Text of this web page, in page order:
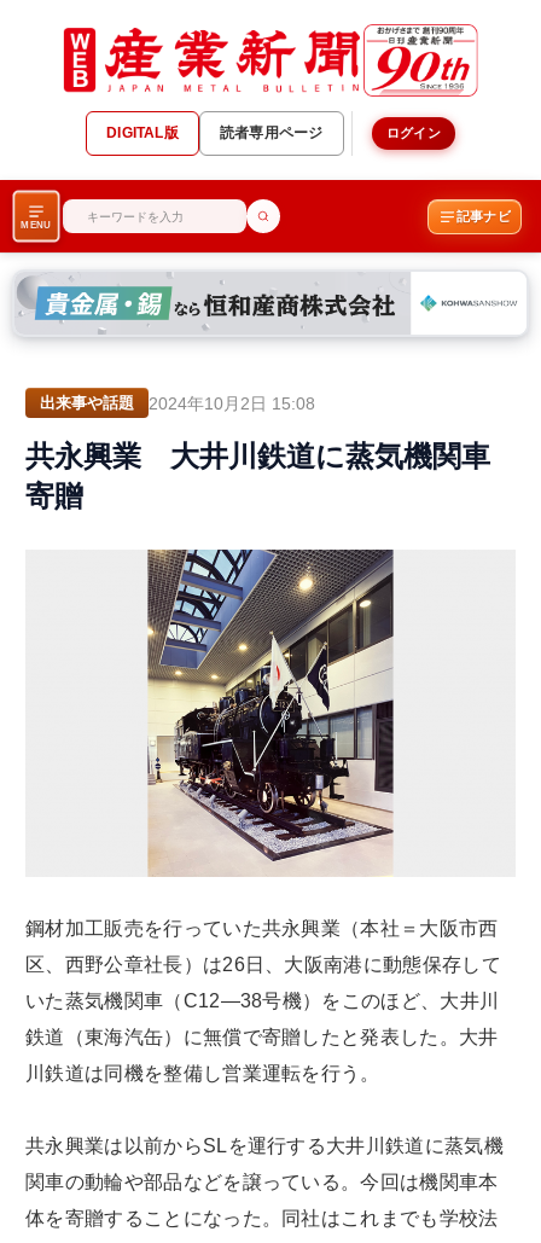
DIGITAL版 読者専用ページ ログイン
MENU
記事ナビ
出来事や話題 2024年10月2日 15:08
共永興業 大井川鉄道に蒸気機関車
寄贈
鋼材加工販売を行っていた共永興業（本社＝大阪市西
区、西野公章社長）は26日、大阪南港に動態保存して
いた蒸気機関車（C12―38号機）をこのほど、大井川
鉄道（東海汽缶）に無償で寄贈したと発表した。大井
川鉄道は同機を整備し営業運転を行う。
共永興業は以前からSLを運行する大井川鉄道に蒸気機
関車の動輪や部品などを譲っている。今回は機関車本
体を寄贈することになった。同社はこれまでも学校法